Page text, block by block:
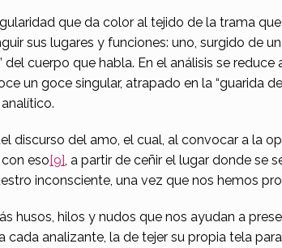
que da color al tejido de la trama
sus lugares y funciones: uno, surgido de
del cuerpo que habla. En el análisis se
un goce singular, atrapado en la “guarida
discurso del amo, el cual, al convocar a la
eso[9] , a partir de ceñir el lugar donde
inconsciente, una vez que nos hemos
husos, hilos y nudos que nos ayudan a
analizante, la de tejer su propia tela